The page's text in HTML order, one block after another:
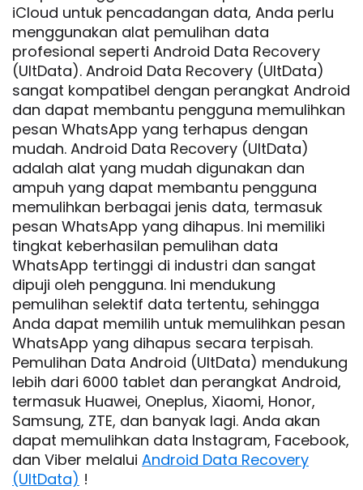
iCloud untuk pencadangan data, Anda perlu
menggunakan alat pemulihan data
profesional seperti Android Data Recovery
(UltData). Android Data Recovery (UltData)
sangat kompatibel dengan perangkat Android
dan dapat membantu pengguna memulihkan
pesan WhatsApp yang terhapus dengan
mudah. Android Data Recovery (UltData)
adalah alat yang mudah digunakan dan
ampuh yang dapat membantu pengguna
memulihkan berbagai jenis data, termasuk
pesan WhatsApp yang dihapus. Ini memiliki
tingkat keberhasilan pemulihan data
WhatsApp tertinggi di industri dan sangat
dipuji oleh pengguna. Ini mendukung
pemulihan selektif data tertentu, sehingga
Anda dapat memilih untuk memulihkan pesan
WhatsApp yang dihapus secara terpisah.
Pemulihan Data Android (UltData) mendukung
lebih dari 6000 tablet dan perangkat Android,
termasuk Huawei, Oneplus, Xiaomi, Honor,
Samsung, ZTE, dan banyak lagi. Anda akan
dapat memulihkan data Instagram, Facebook,
dan Viber melalui Android Data Recovery
(UltData) !